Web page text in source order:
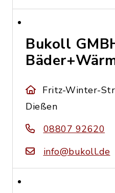
Bukoll
Fritz-Winter-
Dießen
08807 92620
info@bukoll.de